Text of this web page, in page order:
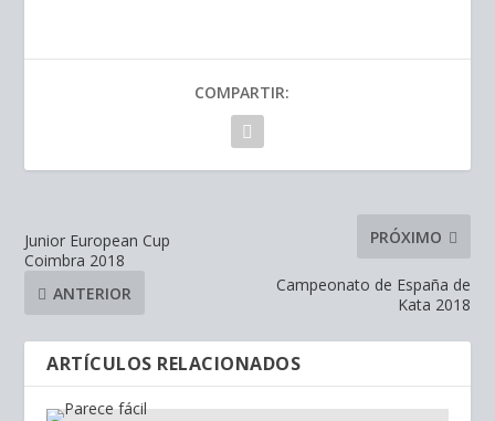
COMPARTIR:
Junior European Cup
Coimbra 2018
ANTERIOR
PRÓXIMO
Campeonato de España de
Kata 2018
ARTÍCULOS RELACIONADOS